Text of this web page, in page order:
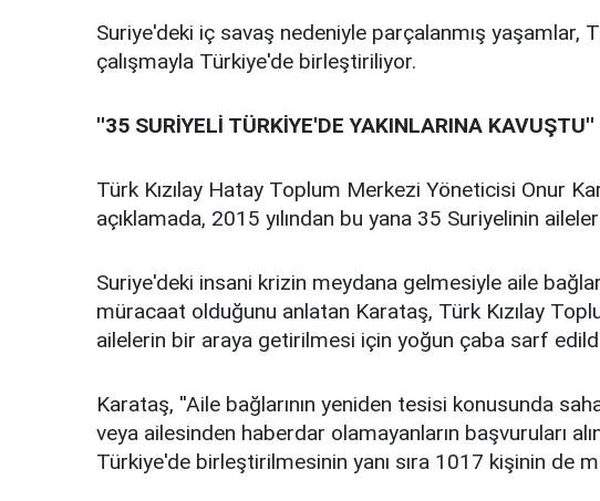
Suriye'deki iç savaş nedeniyle parçalanmış yaşamlar,
çalışmayla Türkiye'de birleştiriliyor.
''35 SURİYELİ TÜRKİYE'DE YAKINLARINA KAVUŞTU''
Türk Kızılay Hatay Toplum Merkezi Yöneticisi Onur
açıklamada, 2015 yılından bu yana 35 Suriyelinin
Suriye'deki insani krizin meydana gelmesiyle aile
müracaat olduğunu anlatan Karataş, Türk Kızılay
ailelerin bir araya getirilmesi için yoğun çaba sarf
Karataş, ''Aile bağlarının yeniden tesisi konusunda
veya ailesinden haberdar olamayanların başvuruları
Türkiye'de birleştirilmesinin yanı sıra 1017 kişinin de